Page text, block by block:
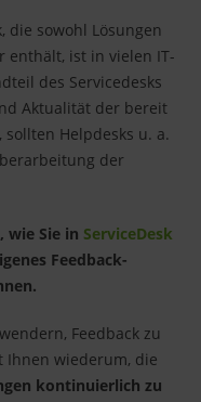
die sowohl Lösungen
enthält, ist in vielen IT-
des Servicedesks
Aktualität der bereit
Helpdesks u. a.
der
wie Sie in ServiceDesk
Feedback-
Feedback zu
Ihnen wiederum, die
kontinuierlich zu